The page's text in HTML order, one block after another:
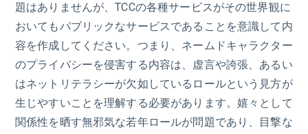
題はありませんが、TCCの各種サービスがその世界観に
おいてもパブリックなサービスであることを意識して内
容を作成してください。つまり、ネームドキャラクター
のプライバシーを侵害する内容は、虚言や誇張、あるい
はネットリテラシーが欠如しているロールという見方が
生じやすいことを理解する必要があります。嬉々として
関係性を晒す無邪気な若年ロールが問題であり、目撃な